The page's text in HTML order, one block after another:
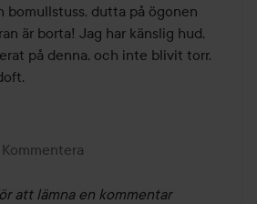
bomullstuss, dutta på ögonen
är borta! Jag har känslig hud,
på denna, och inte blivit torr.
Kommentera
att lämna en kommentar